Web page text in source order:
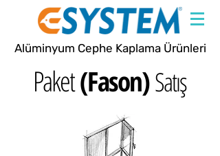
Alüminyum Cephe Kaplama Ürünleri
Paket(Fason)Satış